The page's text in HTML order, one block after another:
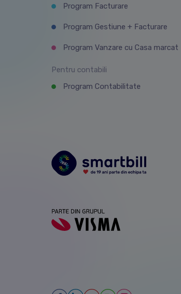
Program Facturare
Program Gestiune + Facturare
Program Vanzare cu Casa marcat
Pentru contabili
Program Contabilitate